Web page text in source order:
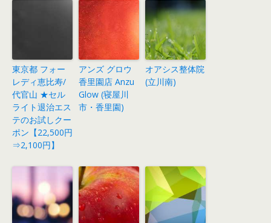
東京都 フォー
レディ恵比寿/
代官山 ★セル
ライト退治エス
テのお試しクー
ポン【22,500円
⇒2,100円】
アンズ グロウ
香里園店 Anzu
Glow (寝屋川
市・香里園)
オアシス整体院
(立川南)